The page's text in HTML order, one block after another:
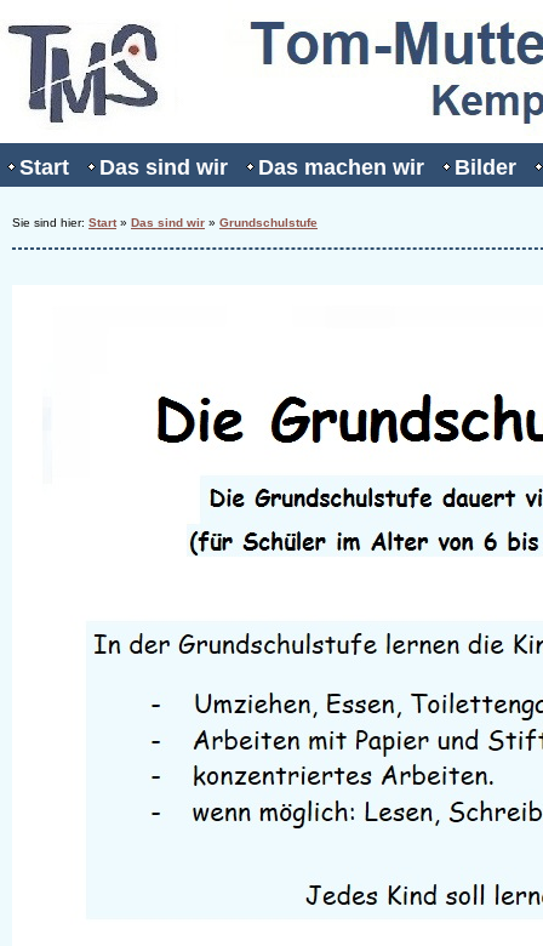
Start Das sind wir Das machen wir Bilder
Sie sind hier: Start» Das sind wir » Grundschulstufe